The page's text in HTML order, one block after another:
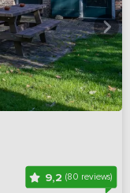
9,2 (80 reviews)